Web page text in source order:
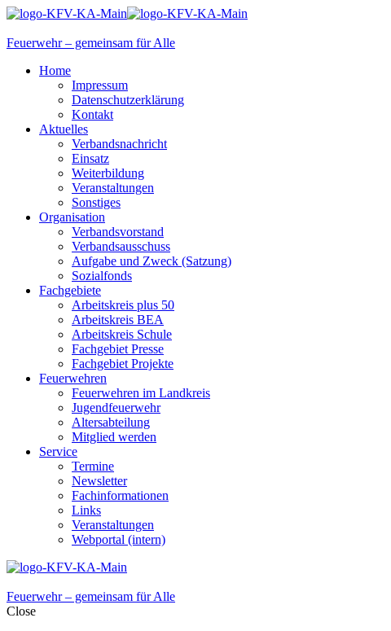
Feuerwehr – gemeinsam für Alle
Home
Impressum
Datenschutzerklärung
Kontakt
Aktuelles
Verbandsnachricht
Einsatz
Weiterbildung
Veranstaltungen
Sonstiges
Organisation
Verbandsvorstand
Verbandsausschuss
Aufgabe und Zweck (Satzung)
Sozialfonds
Fachgebiete
Arbeitskreis plus 50
Arbeitskreis BEA
Arbeitskreis Schule
Fachgebiet Presse
Fachgebiet Projekte
Feuerwehren
Feuerwehren im Landkreis
Jugendfeuerwehr
Altersabteilung
Mitglied werden
Service
Termine
Newsletter
Fachinformationen
Links
Veranstaltungen
Webportal (intern)
Feuerwehr – gemeinsam für Alle
Close